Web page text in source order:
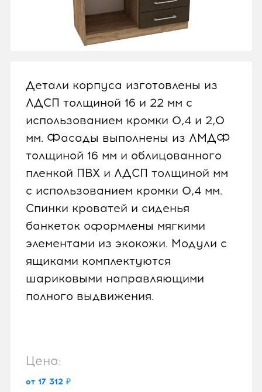
Детали корпуса изготовлены из
ЛДСП толщиной 16 и 22 мм с
использованием кромки 0,4 и 2,0
мм. Фасады выполнены из ЛМДФ
толщиной 16 мм и облицованного
пленкой ПВХ и ЛДСП толщиной мм
с использованием кромки 0,4 мм.
Спинки кроватей и сиденья
банкеток оформлены мягкими
элементами из экокожи. Модули с
ящиками комплектуются
шариковыми направляющими
полного выдвижения.
Цена:
от 17 312 ₽